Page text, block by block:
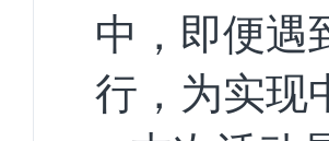
中，即便遇
行，为实现